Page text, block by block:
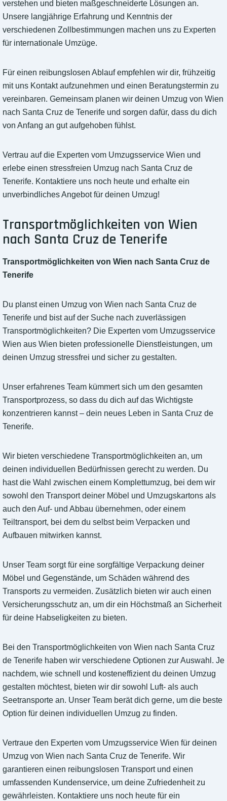
verstehen und bieten maßgeschneiderte Lösungen an.
Unsere langjährige Erfahrung und Kenntnis der
verschiedenen Zollbestimmungen machen uns zu Experten
für internationale Umzüge.
Für einen reibungslosen Ablauf empfehlen wir dir, frühzeitig
mit uns Kontakt aufzunehmen und einen Beratungstermin zu
vereinbaren. Gemeinsam planen wir deinen Umzug von Wien
nach Santa Cruz de Tenerife und sorgen dafür, dass du dich
von Anfang an gut aufgehoben fühlst.
Vertrau auf die Experten vom Umzugsservice Wien und
erlebe einen stressfreien Umzug nach Santa Cruz de
Tenerife. Kontaktiere uns noch heute und erhalte ein
unverbindliches Angebot für deinen Umzug!
Transportmöglichkeiten von Wien
nach Santa Cruz de Tenerife
Transportmöglichkeiten von Wien nach Santa Cruz de
Tenerife
Du planst einen Umzug von Wien nach Santa Cruz de
Tenerife und bist auf der Suche nach zuverlässigen
Transportmöglichkeiten? Die Experten vom Umzugsservice
Wien aus Wien bieten professionelle Dienstleistungen, um
deinen Umzug stressfrei und sicher zu gestalten.
Unser erfahrenes Team kümmert sich um den gesamten
Transportprozess, so dass du dich auf das Wichtigste
konzentrieren kannst – dein neues Leben in Santa Cruz de
Tenerife.
Wir bieten verschiedene Transportmöglichkeiten an, um
deinen individuellen Bedürfnissen gerecht zu werden. Du
hast die Wahl zwischen einem Komplettumzug, bei dem wir
sowohl den Transport deiner Möbel und Umzugskartons als
auch den Auf- und Abbau übernehmen, oder einem
Teiltransport, bei dem du selbst beim Verpacken und
Aufbauen mitwirken kannst.
Unser Team sorgt für eine sorgfältige Verpackung deiner
Möbel und Gegenstände, um Schäden während des
Transports zu vermeiden. Zusätzlich bieten wir auch einen
Versicherungsschutz an, um dir ein Höchstmaß an Sicherheit
für deine Habseligkeiten zu bieten.
Bei den Transportmöglichkeiten von Wien nach Santa Cruz
de Tenerife haben wir verschiedene Optionen zur Auswahl. Je
nachdem, wie schnell und kosteneffizient du deinen Umzug
gestalten möchtest, bieten wir dir sowohl Luft- als auch
Seetransporte an. Unser Team berät dich gerne, um die beste
Option für deinen individuellen Umzug zu finden.
Vertraue den Experten vom Umzugsservice Wien für deinen
Umzug von Wien nach Santa Cruz de Tenerife. Wir
garantieren einen reibungslosen Transport und einen
umfassenden Kundenservice, um deine Zufriedenheit zu
gewährleisten. Kontaktiere uns noch heute für ein